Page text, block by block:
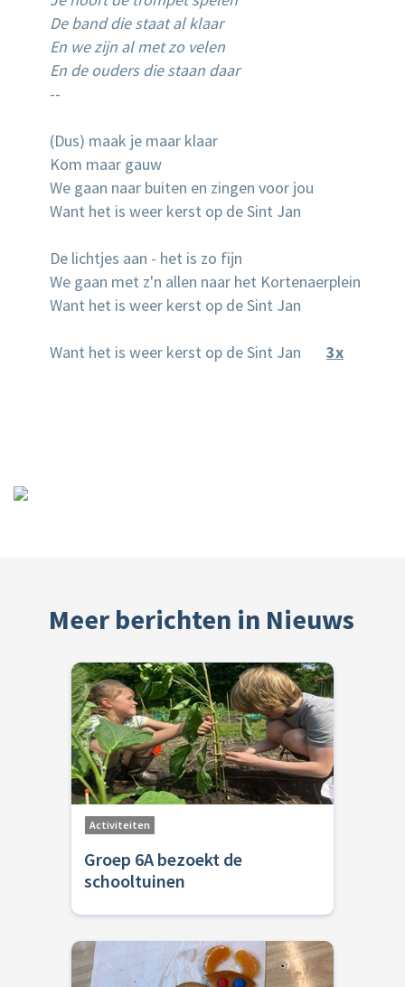
De band die staat al klaar
En we zijn al met zo velen
En de ouders die staan daar
--
(Dus) maak je maar klaar
Kom maar gauw
We gaan naar buiten en zingen voor jou
Want het is weer kerst op de Sint Jan
De lichtjes aan - het is zo fijn
We gaan met z'n allen naar het Kortenaerplein
Want het is weer kerst op de Sint Jan
Want het is weer kerst op de Sint Jan 3x
Meer berichten in Nieuws
Activiteiten
Groep 6A bezoekt de
schooltuinen